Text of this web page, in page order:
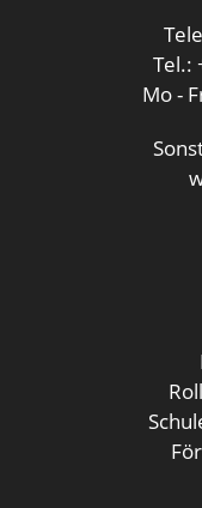
Tel.:
Mo -